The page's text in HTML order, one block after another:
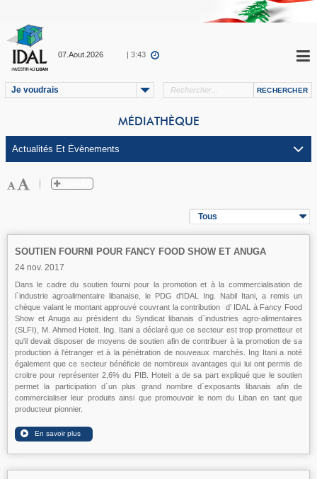
07.Aout.2026 | 3:43
Je voudrais
MÉDIATHÈQUE
Tous
SOUTIEN FOURNI POUR FANCY FOOD SHOW ET ANUGA
24 nov. 2017
Dans le cadre du soutien fourni pour la promotion et à la commercialisation de
l`industrie agroalimentaire libanaise, le PDG d'IDAL Ing. Nabil Itani, a remis un
chèque valant le montant approuvé couvrant la contribution d’ IDAL à Fancy Food
Show et Anuga au président du Syndicat libanais d`industries agro-alimentaires
(SLFI), M. Ahmed Hoteit. Ing. Itani a déclaré que ce secteur est trop prometteur et
qu'il devait disposer de moyens de soutien afin de contribuer à la promotion de sa
production à l'étranger et à la pénétration de nouveaux marchés. Ing Itani a noté
également que ce secteur bénéficie de nombreux avantages qui lui ont permis de
croitre pour représenter 2,6% du PIB. Hoteit a de sa part expliqué que le soutien
permet la participation d`un plus grand nombre d`exposants libanais afin de
commercialiser leur produits ainsi que promouvoir le nom du Liban en tant que
producteur pionnier.